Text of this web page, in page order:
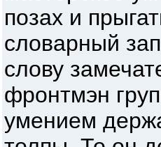
позах и
словарный
слову
фронтмэн
умением